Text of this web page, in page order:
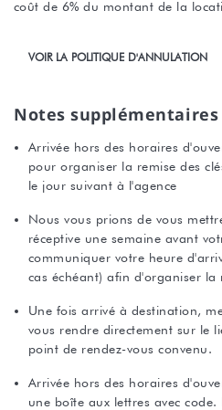
coût de 6% du montant de la
VOIR LA POLITIQUE D'ANNULATION
Notes supplémentaires
Arrivée hors des horaires
pour organiser la remise des
le jour suivant à l'agence
Nous vous prions de vous
réceptive une semaine avant
communiquer votre heure
cas échéant) afin d'organiser la
Une fois arrivé à destination,
vous rendre directement sur le
point de rendez-vous convenu.
Arrivée hors des horaires
une boîte aux lettres avec